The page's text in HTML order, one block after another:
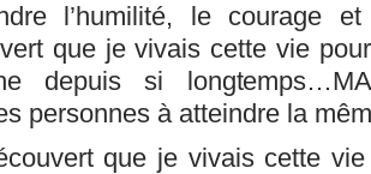
l’humilité, le courage
que je vivais cette vie
depuis si
personnes à atteindre la
que je vivais cette